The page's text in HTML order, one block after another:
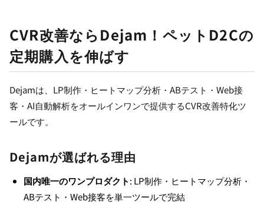
CVR改善ならDejam！ペットD2Cの
定期購入を伸ばす
Dejamは、LP制作・ヒートマップ分析・ABテスト・Web接
客・AI自動解析をオールインワンで提供するCVR改善特化ツ
ールです。
Dejamが選ばれる理由
国内唯一のワンプロダクト: LP制作・ヒートマップ分析・
ABテスト・Web接客を単一ツールで完結